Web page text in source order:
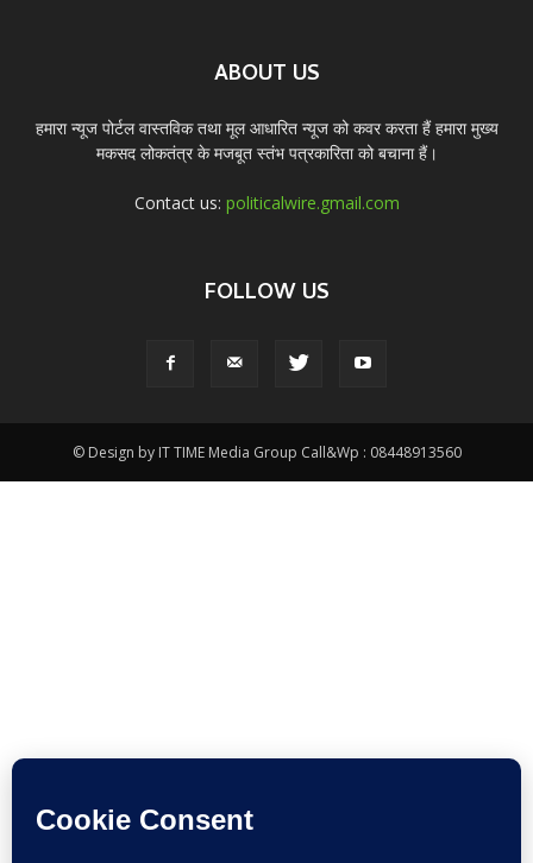
ABOUT US
हमारा न्यूज पोर्टल वास्तविक तथा मूल आधारित न्यूज को कवर करता हैं हमारा मुख्य
मकसद लोकतंत्र के मजबूत स्तंभ पत्रकारिता को बचाना हैं।
Contact us: politicalwire.gmail.com
FOLLOW US
© Design by IT TIME Media Group Call&Wp : 08448913560